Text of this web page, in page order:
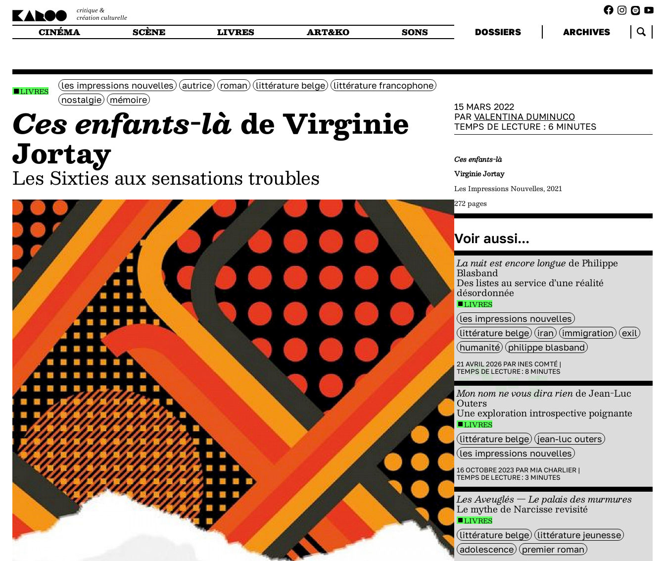
critique &
création culturelle
CINÉMA SCÈNE LIVRES ART&KO SONS DOSSIERS ARCHIVES
LIVRES
les impressions nouvelles autrice roman littérature belge
littérature francophone
nostalgie
mémoire
Ces enfants-là de Virginie
Jortay
Les Sixties aux sensations troubles
15 MARS 2022
PAR VALENTINA DUMINUCO
TEMPS DE LECTURE : 6 MINUTES
Ces enfants-là
Virginie Jortay
Les Impressions Nouvelles, 2021
272 pages
Voir aussi...
La nuit est encore longue de Philippe
Blasband
Des listes au service d’une réalité
désordonnée
LIVRES
les impressions nouvelles
littérature belge
iran immigration
exil
humanité
philippe blasband
21 AVRIL 2026 PAR INES COMTÉ|
TEMPS DE LECTURE : 8MINUTES
Mon nom ne vous dira riende Jean-Luc
Outers
Une exploration introspective poignante
LIVRES
littérature belge
jean-luc outers
les impressions nouvelles
16 OCTOBRE 2023 PAR MIA CHARLIER|
TEMPS DE LECTURE : 3 MINUTES
Les Aveuglés — Le palais des murmures
Le mythe de Narcisse revisité
LIVRES
littérature belge
littérature jeunesse
adolescence
premier roman